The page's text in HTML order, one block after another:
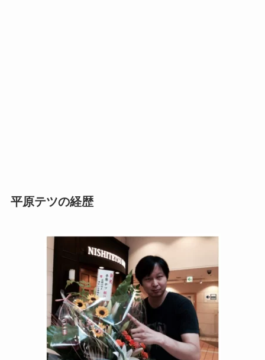
平原テツの経歴